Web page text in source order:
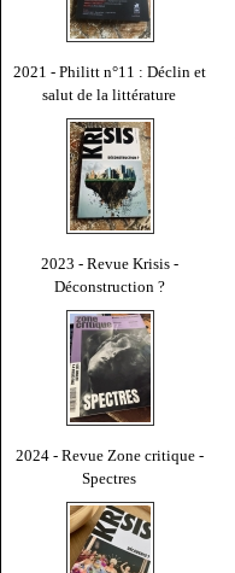
2021 - Philitt n°11 : Déclin et
salut de la littérature
2023 - Revue Krisis -
Déconstruction ?
2024 - Revue Zone critique -
Spectres